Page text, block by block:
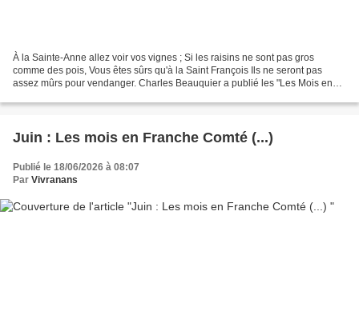
À la Sainte-Anne allez voir vos vignes ; Si les raisins ne sont pas gros
comme des pois, Vous êtes sûrs qu'à la Saint François Ils ne seront pas
assez mûrs pour vendanger. Charles Beauquier a publié les "Les Mois en
Juin : Les mois en Franche Comté (...)
Publié le 18/06/2026 à 08:07
Par Vivranans